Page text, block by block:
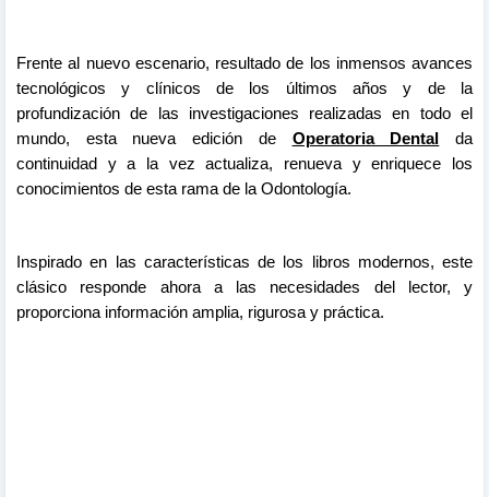
Frente al nuevo escenario, resultado de los inmensos avances
tecnológicos y clínicos de los últimos años y de la
profundización de las investigaciones realizadas en todo el
mundo, esta nueva edición de Operatoria Dental da
continuidad y a la vez actualiza, renueva y enriquece los
conocimientos de esta rama de la Odontología.
Inspirado en las características de los libros modernos, este
clásico responde ahora a las necesidades del lector, y
proporciona información amplia, rigurosa y práctica.